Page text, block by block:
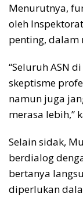
Menurutnya,
oleh
penting, dalam
“Seluruh ASN
skeptisme
namun juga
merasa lebih,”
Selain sidak,
berdialog
bertanya
diperlukan